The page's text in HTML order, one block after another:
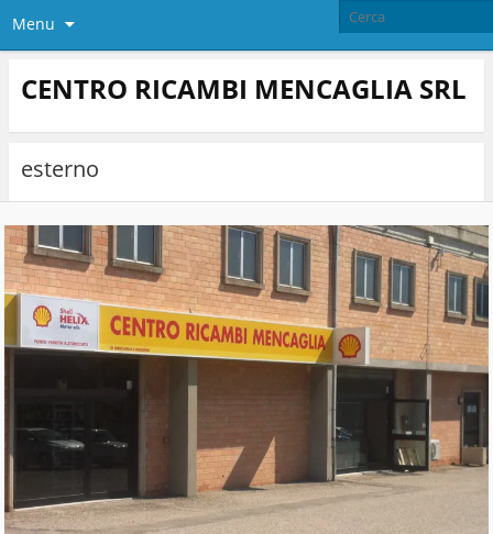
Menu
CENTRO RICAMBI MENCAGLIA SRL​
esterno